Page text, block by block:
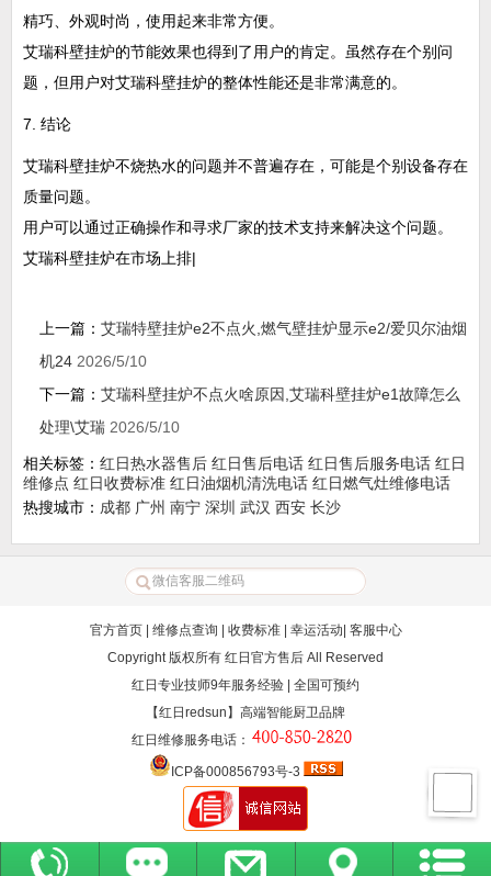
精巧、外观时尚，使用起来非常方便。
艾瑞科壁挂炉的节能效果也得到了用户的肯定。虽然存在个别问
题，但用户对艾瑞科壁挂炉的整体性能还是非常满意的。
7. 结论
艾瑞科壁挂炉不烧热水的问题并不普遍存在，可能是个别设备存在
质量问题。
用户可以通过正确操作和寻求厂家的技术支持来解决这个问题。
艾瑞科壁挂炉在市场上排|
上一篇： 艾瑞特壁挂炉e2不点火,燃气壁挂炉显示e2/爱贝尔油烟
机24 2026/5/10
下一篇： 艾瑞科壁挂炉不点火啥原因,艾瑞科壁挂炉e1故障怎么
处理\艾瑞 2026/5/10
相关标签： 红日热水器售后 红日售后电话 红日售后服务电话 红日
维修点 红日收费标准 红日油烟机清洗电话 红日燃气灶维修电话
热搜城市： 成都 广州 南宁 深圳 武汉 西安 长沙
官方首页| 维修点查询 收费标准| 幸运活动 客服中心
Copyright 版权所有 红日官方售后 All Reserved
红日专业技师9年服务经验 | 全国可预约
【红日redsun】高端智能厨卫品牌
红日维修服务电话 ：
ICP备000856793号-3